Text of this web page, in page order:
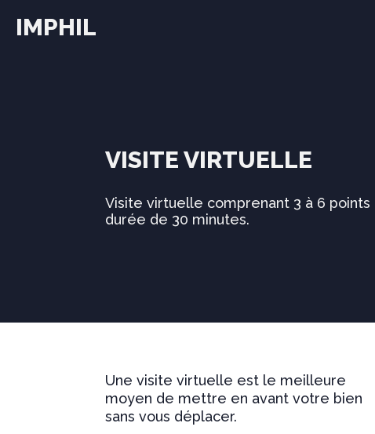
IMPHIL
VISITE VIRTUELLE
Visite virtuelle comprenant 3 à 6 points
durée de 30 minutes.
Une visite virtuelle est le meilleure
moyen de mettre en avant votre bien
sans vous déplacer.